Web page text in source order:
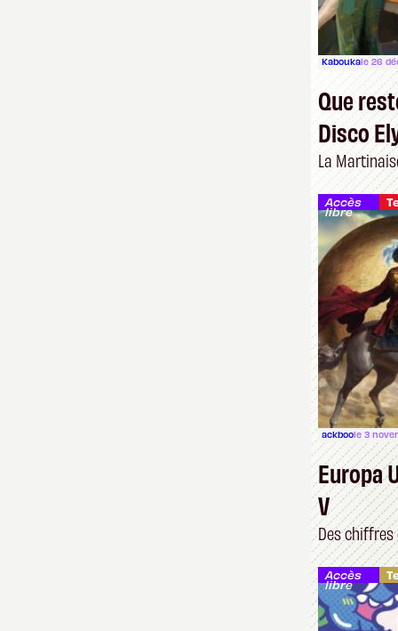
Kaboukale 26
Que
Disco
La
Accès
libre
ackboole 3
Europa
V
Des chiffres
Accès
libre